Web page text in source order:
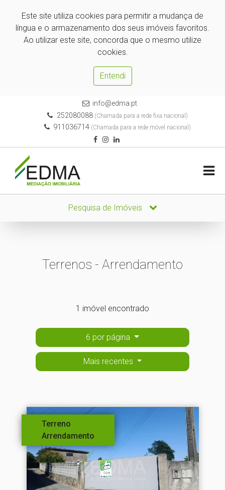
Este site utiliza cookies para permitir a mudança de
língua e o armazenamento dos seus imóveis favoritos.
Ao utilizar este site, concorda que o mesmo utilize
cookies.
Entendi
info@edma.pt
252080088(Chamada para a rede fixa nacional)
911036714 (Chamada para a rede móvel nacional)
Pesquisa de Imóveis
Terrenos - Arrendamento
1 imóvel encontrado
6 por página
Mais recentes
Terreno
Arrendamento